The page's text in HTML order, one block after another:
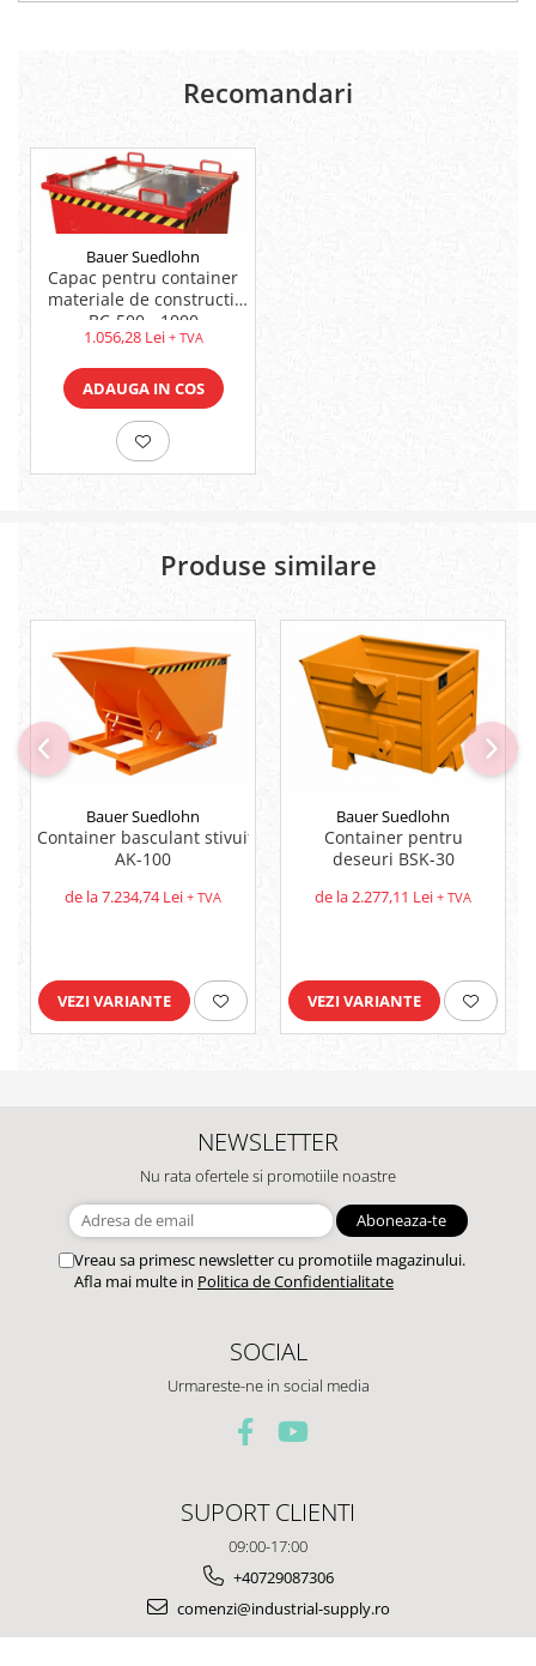
Recomandari
Bauer Suedlohn
Capac pentru container
materiale de constructii
BC-500 - 1000
1.056,28 Lei + TVA
ADAUGA IN COS
Produse similare
Bauer Suedlohn
Container basculant stivuitor
AK-100
de la 7.234,74 Lei + TVA
VEZI VARIANTE
Bauer Suedlohn
Container pentru
deseuri BSK-30
de la 2.277,11 Lei + TVA
VEZI VARIANTE
NEWSLETTER
Nu rata ofertele si promotiile noastre
Vreau sa primesc newsletter cu promotiile magazinului.
Afla mai multe in Politica de Confidentialitate
SOCIAL
Urmareste-ne in social media
SUPORT CLIENTI
09:00-17:00
+40729087306
comenzi@industrial-supply.ro